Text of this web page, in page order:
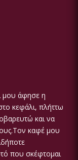
μου άφησε η
κεφάλι, πλήττω
και να
καφέ μου
που σκέφτομαι